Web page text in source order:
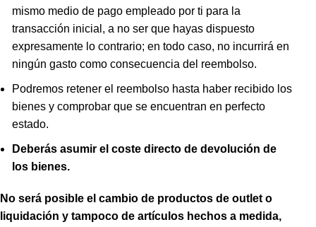
mismo medio de pago empleado por ti para la
transacción inicial, a no ser que hayas dispuesto
expresamente lo contrario; en todo caso, no incurrirá en
ningún gasto como consecuencia del reembolso.
Podremos retener el reembolso hasta haber recibido los
bienes y comprobar que se encuentran en perfecto
estado.
Deberás asumir el coste directo de devolución de
los bienes.
No será posible el cambio de productos de outlet o
liquidación y tampoco de artículos hechos a medida,